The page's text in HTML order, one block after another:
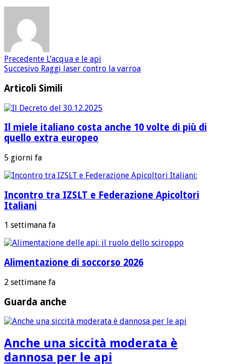
Precedente L’acqua e le api
Succesivo Raggi laser contro la varroa
Articoli Simili
Il miele italiano costa anche 10 volte di più di
quello extra europeo
5 giorni fa
Incontro tra IZSLT e Federazione Apicoltori
Italiani
1 settimana fa
Alimentazione di soccorso 2026
2 settimane fa
Guarda anche
Anche una siccità moderata è
dannosa per le api